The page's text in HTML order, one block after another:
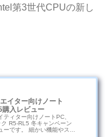
第3世代CPUの新し
イター向けノート
入レビュー
ティター向けノートPC、
R5-RL5 冬キャンペーン
ーです。 細かい機能やスペ